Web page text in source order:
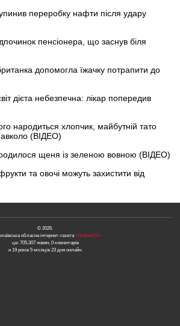
переробку нафти після удару
пенсіонера, що заснув біля
допомогла їжачку потрапити до
дієта небезпечна: лікар попередив
народиться хлопчик, майбутній тато
(ВІДЕО)
щеня із зеленою вовною (ВІДЕО)
та овочі можуть захистити від
© 2026.
обласна інтернет-газета «Новини N»
це: 705,307 новин, 0 коментарів
и 19 років 5 місяців 23 дня онлайн.